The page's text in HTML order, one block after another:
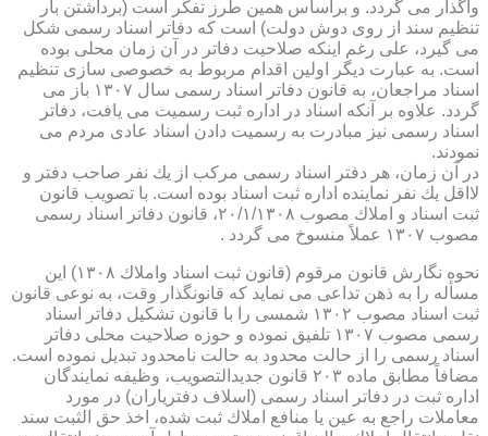
واگذار می گردد. و براساس همین طرز تفكر است (برداشتن بار
تنظیم سند از روی دوش دولت) است كه دفاتر اسناد رسمی شكل
می گیرد، علی رغم اینكه صلاحیت دفاتر در آن زمان محلی بوده
است. به عبارت دیگر اولین اقدام مربوط به خصوصی سازی تنظیم
اسناد مراجعان، به قانون دفاتر اسناد رسمی سال ۱۳۰۷ باز می
گردد. علاوه بر آنكه اسناد در اداره ثبت رسمیت می یافت، دفاتر
اسناد رسمی نیز مبادرت به رسمیت دادن اسناد عادی مردم می
نمودند.
در آن زمان، هر دفتر اسناد رسمی مركب از یك نفر صاحب دفتر و
لااقل یك نفر نماینده اداره ثبت اسناد بوده است. با تصویب قانون
ثبت اسناد و املاك مصوب ۲۰/۱/۱۳۰۸، قانون دفاتر اسناد رسمی
مصوب ۱۳۰۷ عملاً منسوخ می گردد .
نحوه نگارش قانون مرقوم (قانون ثبت اسناد واملاك ۱۳۰۸) این
مسأله را به ذهن تداعی می نماید كه قانونگذار وقت، به نوعی قانون
ثبت اسناد مصوب ۱۳۰۲ شمسی را با قانون تشكیل دفاتر اسناد
رسمی مصوب ۱۳۰۷ تلفیق نموده و حوزه صلاحیت محلی دفاتر
اسناد رسمی را از حالت محدود به حالت نامحدود تبدیل نموده است.
مضافاً مطابق ماده ۲۰۳ قانون جدیدالتصویب، وظیفه نمایندگان
اداره ثبت در دفاتر اسناد رسمی (اسلاف دفتریاران) در مورد
معاملات راجع به عین یا منافع املاك ثبت شده، اخذ حق الثبت سند